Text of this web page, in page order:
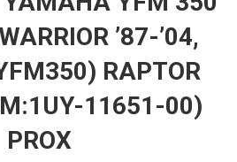
’87-’04,
RAPTOR
11651-00)
PROX